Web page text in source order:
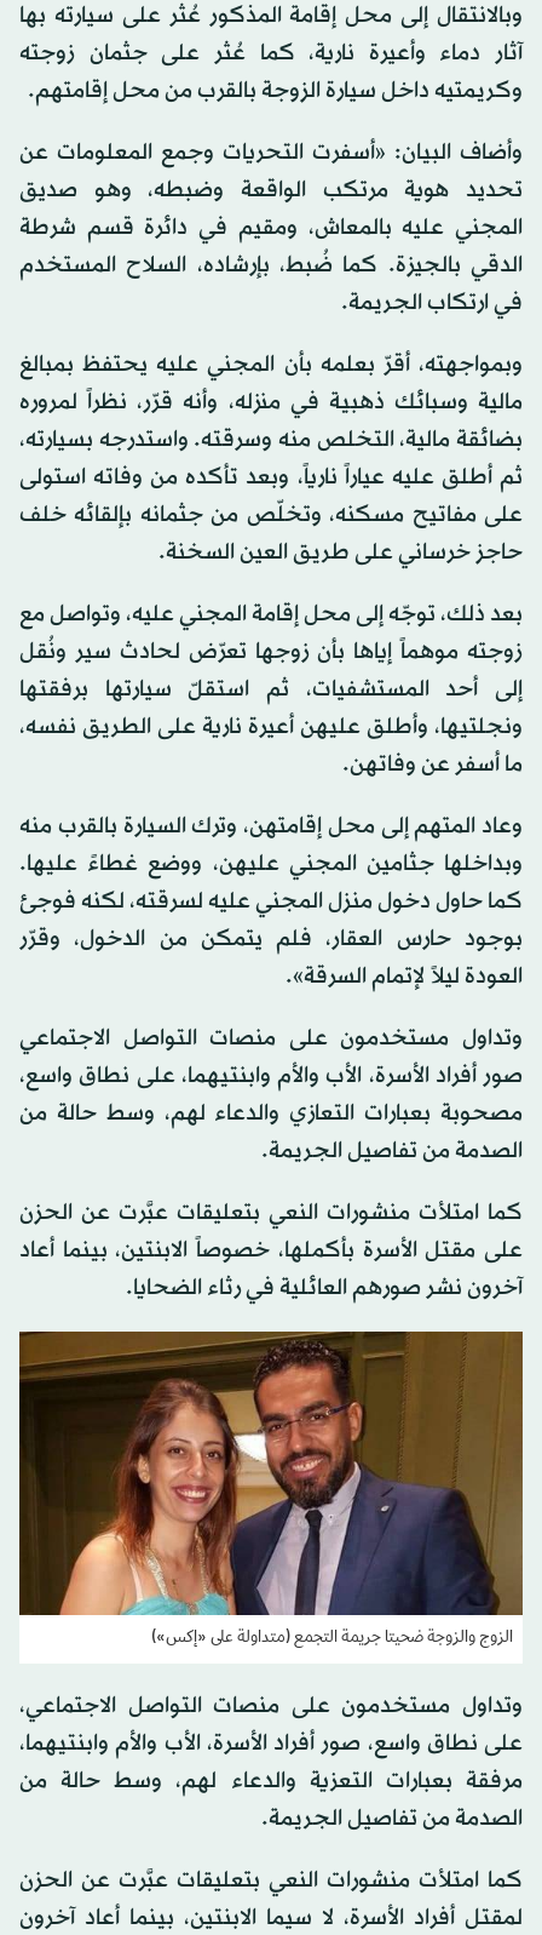
مقيم بدائرة القسم) وعدم تمكنه من التواصل معه،
وبالانتقال إلى محل إقامة المذكور عُثر على سيارته بها
آثار دماء وأعيرة نارية، كما عُثر على جثمان زوجته
وأضاف البيان: «أسفرت التحريات وجمع المعلومات عن
تحديد هوية مرتكب الواقعة وضبطه، وهو صديق
المجني عليه بالمعاش، ومقيم في دائرة قسم شرطة
الدقي بالجيزة. كما ضُبط، بإرشاده، السلاح المستخدم
وبمواجهته، أقرّ بعلمه بأن المجني عليه يحتفظ بمبالغ
مالية وسبائك ذهبية في منزله، وأنه قرّر، نظراً لمروره
بضائقة مالية، التخلص منه وسرقته. واستدرجه بسيارته،
ثم أطلق عليه عياراً نارياً، وبعد تأكده من وفاته استولى
على مفاتيح مسكنه، وتخلّص من جثمانه بإلقائه خلف
بعد ذلك، توجّه إلى محل إقامة المجني عليه، وتواصل مع
زوجته موهماً إياها بأن زوجها تعرّض لحادث سير ونُقل
إلى أحد المستشفيات، ثم استقلّ سيارتها برفقتها
ونجلتيها، وأطلق عليهن أعيرة نارية على الطريق نفسه،
وعاد المتهم إلى محل إقامتهن، وترك السيارة بالقرب منه
وبداخلها جثامين المجني عليهن، ووضع غطاءً عليها.
كما حاول دخول منزل المجني عليه لسرقته، لكنه فوجئ
بوجود حارس العقار، فلم يتمكن من الدخول، وقرّر
وتداول مستخدمون على منصات التواصل الاجتماعي
صور أفراد الأسرة، الأب والأم وابنتيهما، على نطاق واسع،
مصحوبة بعبارات التعازي والدعاء لهم، وسط حالة من
كما امتلأت منشورات النعي بتعليقات عبَّرت عن الحزن
على مقتل الأسرة بأكملها، خصوصاً الابنتين، بينما أعاد
آخرون نشر صورهم العائلية في رثاء الضحايا.
وتداول مستخدمون على منصات التواصل الاجتماعي،
على نطاق واسع، صور أفراد الأسرة، الأب والأم وابنتيهما،
مرفقة بعبارات التعزية والدعاء لهم، وسط حالة من
كما امتلأت منشورات النعي بتعليقات عبَّرت عن الحزن